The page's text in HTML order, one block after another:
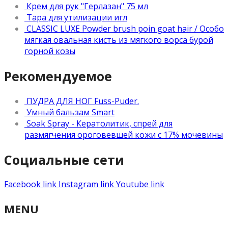
Крем для рук "Герлазан" 75 мл
Тара для утилизации игл
CLASSIC LUXE Powder brush poin goat hair / Особо
мягкая овальная кисть из мягкого ворса бурой
горной козы
Рекомендуемое
ПУДРА ДЛЯ НОГ Fuss-Puder.
Умный бальзам Smart
Soak Spray - Кератолитик, спрей для
размягчения ороговевшей кожи с 17% мочевины
Социальные сети
Facebook link Instagram linkYoutube link
MENU